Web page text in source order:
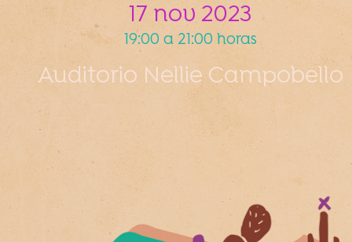
17 nov 2023
19:00 a 21:00 horas
Auditorio Nellie Campobello